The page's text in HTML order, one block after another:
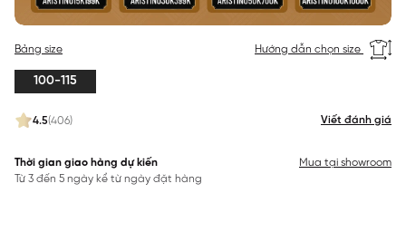
4.5(406) Viết đánh giá
Bảng size Hướng dẫn chọn size
100-115
Thời gian giao hàng dự kiến
Từ 3 đến 5 ngày kể từ ngày đặt hàng
Mua tại showroom